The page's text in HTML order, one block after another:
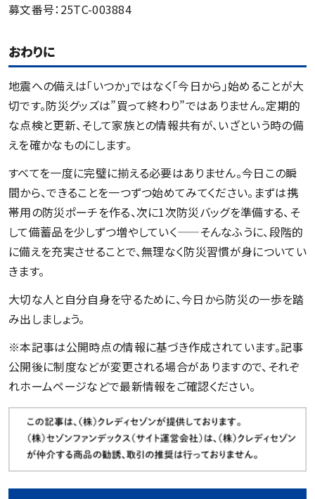
募文番号：25TC-003884
おわりに
地震への備えは「いつか」ではなく「今日から」始めることが大
切です。防災グッズは”買って終わり”ではありません。定期的
な点検と更新、そして家族との情報共有が、いざという時の備
えを確かなものにします。
すべてを一度に完璧に揃える必要はありません。今日この瞬
間から、できることを一つずつ始めてみてください。まずは携
帯用の防災ポーチを作る、次に1次防災バッグを準備する、そ
して備蓄品を少しずつ増やしていく——そんなふうに、段階的
に備えを充実させることで、無理なく防災習慣が身についてい
きます。
大切な人と自分自身を守るために、今日から防災の一歩を踏
み出しましょう。
※本記事は公開時点の情報に基づき作成されています。記事
公開後に制度などが変更される場合がありますので、それぞ
れホームページなどで最新情報をご確認ください。